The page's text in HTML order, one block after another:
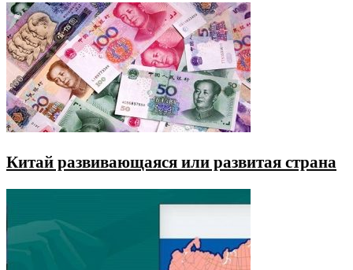
Китай развивающаяся или развитая страна